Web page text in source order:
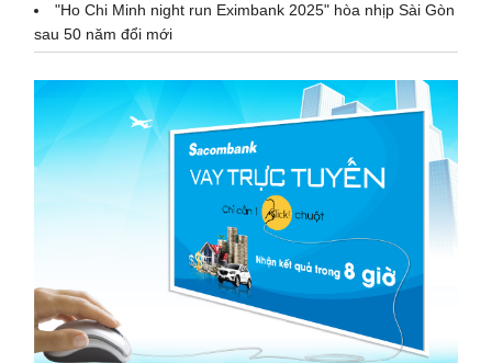
"Ho Chi Minh night run Eximbank 2025" hòa nhịp Sài Gòn
sau 50 năm đổi mới